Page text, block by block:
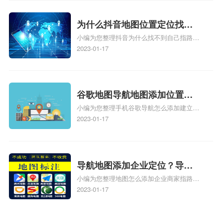
相关地图标注知识，详情可查看下方正文！
为什么抖音地图位置定位找不
到了？抖音为什么找不到当前
定位了？
小编为您整理抖音为什么找不到自己指路人
地图标注服务中心铺的位置、地图位置更新
服务中心位置、抖音突然不显示定位了相关
地图标注知识，详情可查看下方正文！
2023-01-17
谷歌地图导航地图添加位置？
添加谷歌地图导航位置？
小编为您整理手机谷歌导航怎么添加建立多
人位置、如何在地图，谷歌地图添加公司位
2023-01-17
导航地图添加企业定位？导航
定位企业？
小编为您整理地图怎么添加企业商家指路人
地图标注服务中心铺名称、地图怎么添加企
2023-01-17